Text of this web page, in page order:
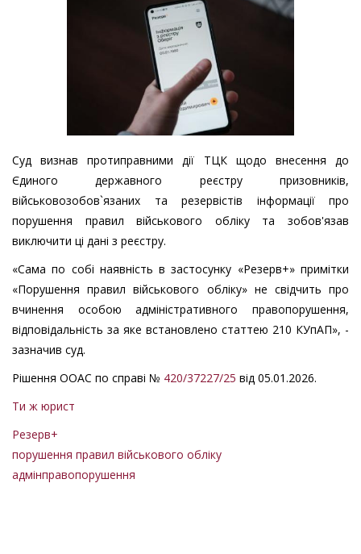
Суд визнав протиправними дії ТЦК щодо внесення до
Єдиного державного реєстру призовників,
військовозобов`язаних та резервістів інформації про
порушення правил військового обліку та зобов'язав
виключити ці дані з реєстру.
«Cама по собі наявність в застосунку «Резерв+» примітки
«Порушення правил військового обліку» не свідчить про
вчинення особою адміністративного правопорушення,
відповідальність за яке встановлено статтею 210 КУпАП», -
зазначив суд.
Рішення ООАС по справі № 420/37227/25 від 05.01.2026.
Ти ж юрист
Резерв+
порушення правил військового обліку
адмінправопорушення